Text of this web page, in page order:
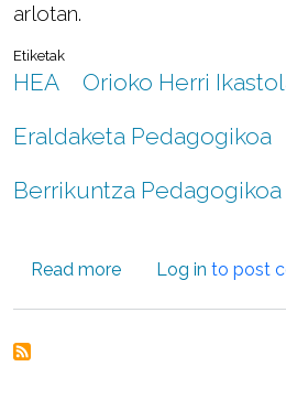
arlotan.
Etiketak
HEA
Orioko Herri
Eraldaketa Pedagogikoa
Berrikuntza Pedagogikoa
Read moreabout Nere
Log in to post